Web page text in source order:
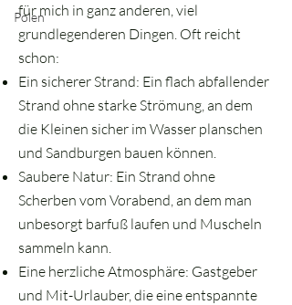
Polen
für mich in ganz anderen, viel
grundlegenderen Dingen. Oft reicht
schon:
Ein sicherer Strand: Ein flach abfallender
Strand ohne starke Strömung, an dem
die Kleinen sicher im Wasser planschen
und Sandburgen bauen können.
Saubere Natur: Ein Strand ohne
Scherben vom Vorabend, an dem man
unbesorgt barfuß laufen und Muscheln
sammeln kann.
Eine herzliche Atmosphäre: Gastgeber
und Mit-Urlauber, die eine entspannte